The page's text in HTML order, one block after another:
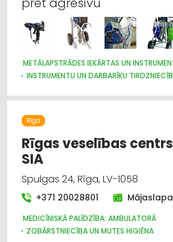
METĀLAPSTRĀDES IEKĀRTAS UN
INSTRUMENTU UN DARBARĪKU
KUĢU BŪVE UN REMONTS
KOKAPSTRĀDE
TELPĀM
MĒBEĻU RAŽOŠANA, MĒBEĻU SAGATAVES
METĀLA VIRSMU APSTRĀDE
APDARES MATERIĀLI: TIRDZNIECĪBA
APDARES MATERIĀLI: VAIRUMTIRDZNIECĪBA
APDARES MATERIĀLI: GRĪDAS SEGUMI
AUTOSERVISU APRĪKOJUMS
AUTO
AUTO ĶĪMIJA, AUTO KRĀSAS
Rīga
Rīgas veselības
SIA
Spulgas 24, Rīga, LV-1058
+371 20028801 Mājaslapa
MEDICĪNISKĀ PALĪDZĪBA: AMBULATORĀ
ZOBĀRSTNIECĪBA UN MUTES HIGIĒNA